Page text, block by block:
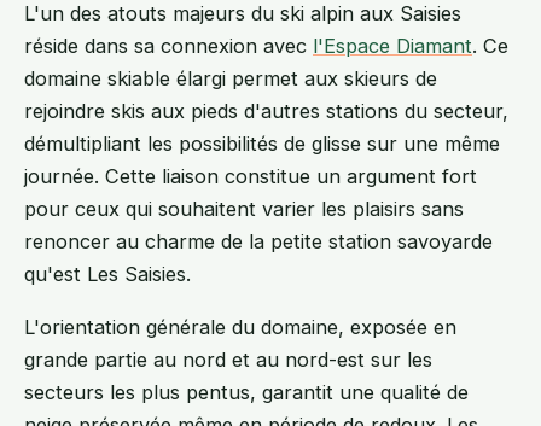
L'un des atouts majeurs du ski alpin aux Saisies
réside dans sa connexion avec l'Espace Diamant. Ce
domaine skiable élargi permet aux skieurs de
rejoindre skis aux pieds d'autres stations du secteur,
démultipliant les possibilités de glisse sur une même
journée. Cette liaison constitue un argument fort
pour ceux qui souhaitent varier les plaisirs sans
renoncer au charme de la petite station savoyarde
qu'est Les Saisies.
L'orientation générale du domaine, exposée en
grande partie au nord et au nord-est sur les
secteurs les plus pentus, garantit une qualité de